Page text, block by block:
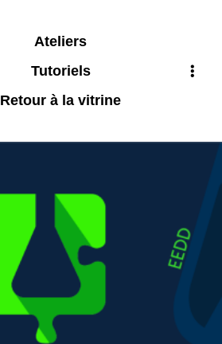
Ateliers
Tutoriels
Retour à la vitrine